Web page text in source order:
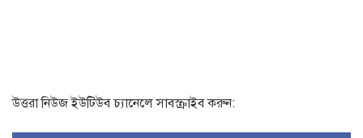
উত্তরা নিউজ ইউটিউব চ্যানেলে সাবস্ক্রাইব করুন: